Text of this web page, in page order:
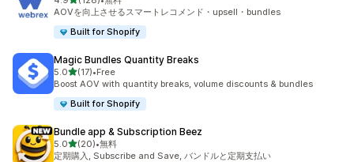
合計レビュー数：128件
AOVを向上させるスマートレコメンド・upsell・bundles
Built for Shopify
Magic Bundles Quantity Breaks
5.05つ星中
(17)
合計レビュー数：17件
•Free
Boost AOV with quantity breaks, volume discounts & bundles
Built for Shopify
Bundle app & Subscription Beez
5.05つ星中
(20)
合計レビュー数：20件
•無料
定期購入, Subscribe and Save, バンドルと定期支払い